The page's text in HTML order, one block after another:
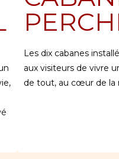
Les dix cabanes
aux visiteurs de vivre
de tout, au cœur de la